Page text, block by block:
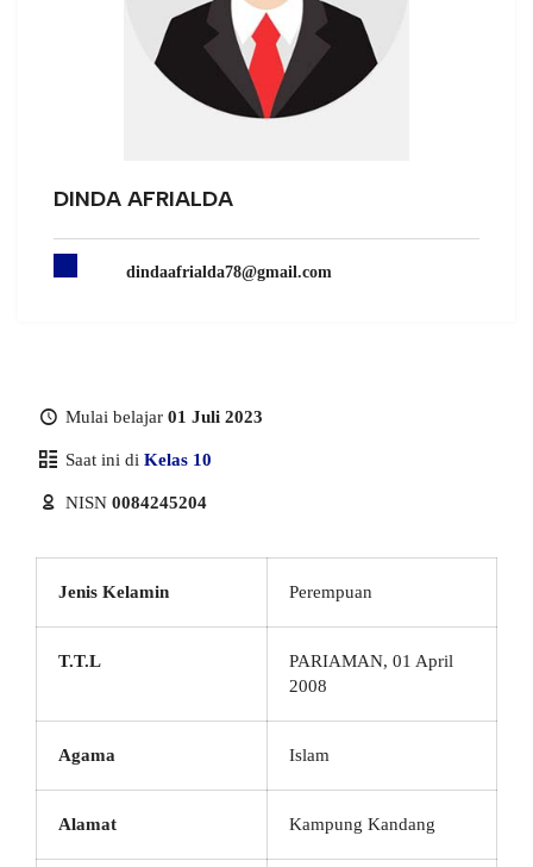
DINDA AFRIALDA
dindaafrialda78@gmail.com
Mulai belajar 01 Juli 2023
Saat ini di Kelas 10
NISN 0084245204
Jenis Kelamin Perempuan
T.T.L
PARIAMAN, 01 April
2008
Agama Islam
Alamat Kampung Kandang